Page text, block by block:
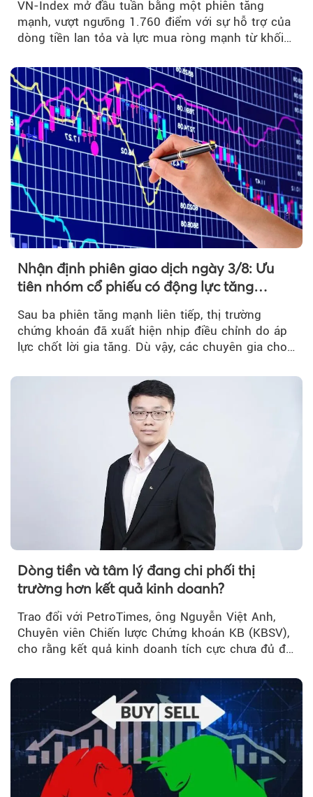
VN-Index mở đầu tuần bằng một phiên tăng
mạnh, vượt ngưỡng 1.760 điểm với sự hỗ trợ của
dòng tiền lan tỏa và lực mua ròng mạnh từ khối
Nhận định phiên giao dịch ngày 3/8: Ưu
tiên nhóm cổ phiếu có động lực tăng
Sau ba phiên tăng mạnh liên tiếp, thị trường
chứng khoán đã xuất hiện nhịp điều chỉnh do áp
lực chốt lời gia tăng. Dù vậy, các chuyên gia cho
Dòng tiền và tâm lý đang chi phối thị
trường hơn kết quả kinh doanh?
Trao đổi với PetroTimes, ông Nguyễn Việt Anh,
Chuyên viên Chiến lược Chứng khoán KB (KBSV),
cho rằng kết quả kinh doanh tích cực chưa đủ để